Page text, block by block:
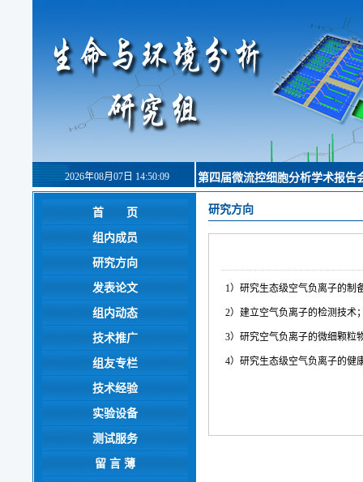
2026年08月07日 14:50:09 第四届微流控细胞分析学术报告
首 页
组内成员
研究方向
发表论文
组内动态
技术推广
组友专栏
技术经验
实验设备
测试服务
留 言 薄
研究方向
1）研究生态级空气负离子的制
2）建立空气负离子的检测技术
3）研究空气负离子的微细颗粒
4）研究生态级空气负离子的健